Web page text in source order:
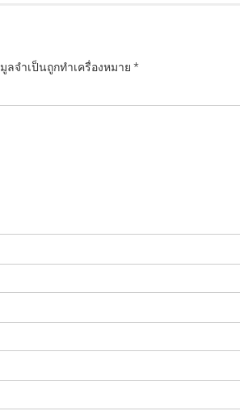
ลจำเป็นถูกทำเครื่องหมาย *